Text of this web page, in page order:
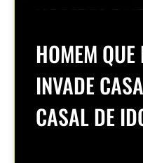
HOMEM
INVADE
CASAL DE